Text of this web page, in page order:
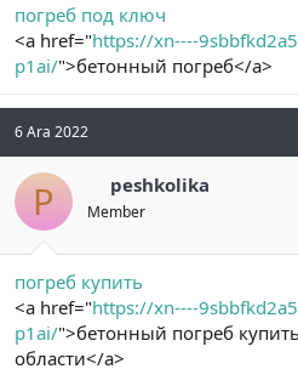
погреб под ключ
<a href="https://xn----
p1ai/">бетонный погреб</a>
6 Ara 2022
P peshkolika
Member
погреб купить
<a href="https://xn----
p1ai/">бетонный погреб
области</a>